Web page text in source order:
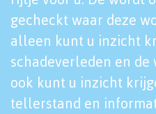
gecheckt waar deze
alleen kunt u inzicht
schadeverleden en de
ook kunt u inzicht
tellerstand en